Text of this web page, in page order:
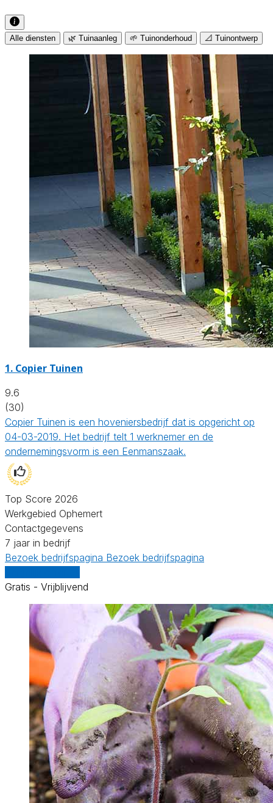
Alle diensten 🌿 Tuinaanleg 🌱 Tuinonderhoud 📐 Tuinontwerp
1. Copier Tuinen
9.6
(30)
Copier Tuinen is een hoveniersbedrijf dat is opgericht op
04-03-2019. Het bedrijf telt 1 werknemer en de
ondernemingsvorm is een Eenmanszaak.
Top Score 2026
Werkgebied Ophemert
Contactgegevens
7 jaar in bedrijf
Bezoek bedrijfspagina Bezoek bedrijfspagina
Gratis - Vrijblijvend